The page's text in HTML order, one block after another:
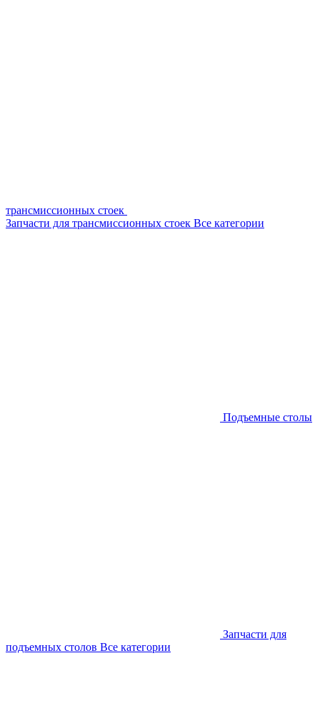
трансмиссионных стоек
Запчасти для трансмиссионных стоек Все категории
Подъемные столы
Запчасти для
подъемных столов Все категории